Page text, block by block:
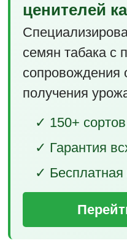
ценителей
семян табака с
сопровождения
получения
✓ 150+
✓ Гарантия
✓ Бесплатная